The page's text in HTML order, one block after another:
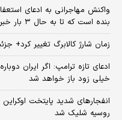
بنده است که تا به حال ۳ بار خبر مرگم را اعلام کردند!
زمان شارژ کالابرگ تغییر کرد+
ادعای تازه ترامپ: اگر ایران
خیلی زود باز خواهد شد
روسیه شلیک شد